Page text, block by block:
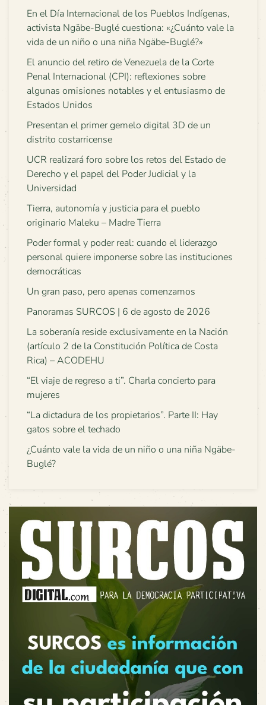
En el Día Internacional de los Pueblos Indígenas,
activista Ngäbe-Buglé cuestiona: «¿Cuánto vale la
vida de un niño o una niña Ngäbe-Buglé?»
El anuncio del retiro de Venezuela de la Corte
Penal Internacional (CPI): reflexiones sobre
algunas omisiones notables y el entusiasmo de
Estados Unidos
Presentan el primer gemelo digital 3D de un
distrito costarricense
UCR realizará foro sobre los retos del Estado de
Derecho y el papel del Poder Judicial y la
Universidad
Tierra, autonomía y justicia para el pueblo
originario Maleku – Madre Tierra
Poder formal y poder real: cuando el liderazgo
personal quiere imponerse sobre las instituciones
democráticas
Un gran paso, pero apenas comenzamos
Panoramas SURCOS | 6 de agosto de 2026
La soberanía reside exclusivamente en la Nación
(artículo 2 de la Constitución Política de Costa
Rica) – ACODEHU
“El viaje de regreso a ti”. Charla concierto para
mujeres
“La dictadura de los propietarios”. Parte II: Hay
gatos sobre el techado
¿Cuánto vale la vida de un niño o una niña Ngäbe-
Buglé?